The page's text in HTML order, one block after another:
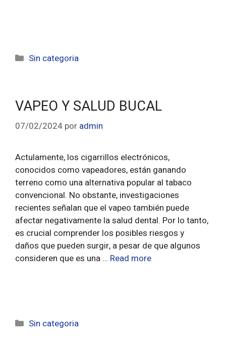
Sin categoria
VAPEO Y SALUD BUCAL
07/02/2024 por admin
Actulamente, los cigarrillos electrónicos,
conocidos como vapeadores, están ganando
terreno como una alternativa popular al tabaco
convencional. No obstante, investigaciones
recientes señalan que el vapeo también puede
afectar negativamente la salud dental. Por lo tanto,
es crucial comprender los posibles riesgos y
daños que pueden surgir, a pesar de que algunos
consideren que es una … Read more
Sin categoria